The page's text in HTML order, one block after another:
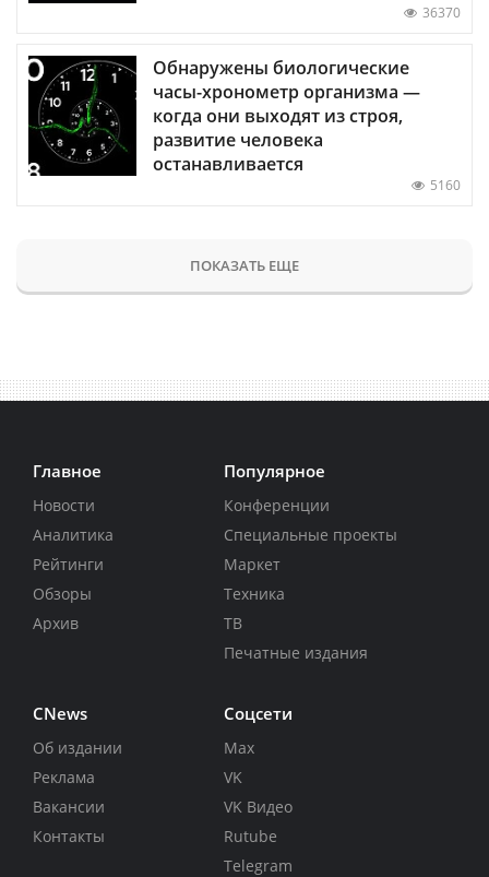
36370
Обнаружены биологические
часы-хронометр организма —
когда они выходят из строя,
развитие человека
останавливается
5160
ПОКАЗАТЬ ЕЩЕ
Главное
Новости
Аналитика
Рейтинги
Обзоры
Архив
Популярное
Конференции
Специальные проекты
Маркет
Техника
ТВ
Печатные издания
CNews
Об издании
Реклама
Вакансии
Контакты
Соцсети
Max
VK
VK Видео
Rutube
Telegram